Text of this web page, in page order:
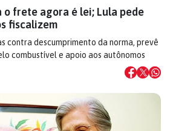
o frete agora é lei; Lula pede
fiscalizem
contra descumprimento da norma, prevê
combustível e apoio aos autônomos